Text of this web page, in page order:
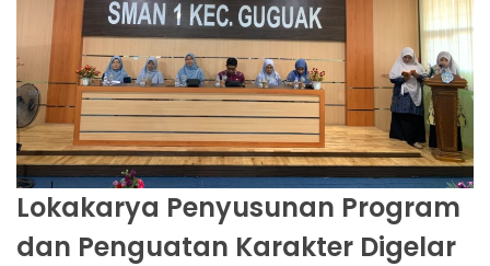
Lokakarya Penyusunan Program
dan Penguatan Karakter Digelar